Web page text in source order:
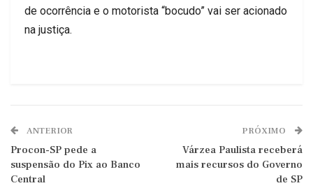
de ocorrência e o motorista “bocudo” vai ser acionado
na justiça.
ANTERIOR
Procon-SP pede a
suspensão do Pix ao Banco
Central
PRÓXIMO
Várzea Paulista receberá
mais recursos do Governo
de SP